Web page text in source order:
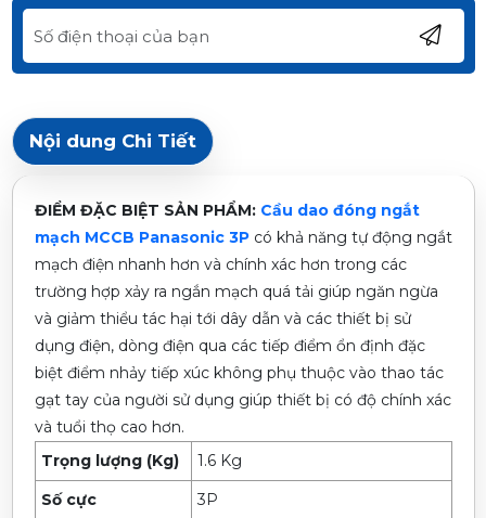
Nội dung Chi Tiết
ĐIỂM ĐẶC BIỆT SẢN PHẨM: Cầu dao đóng ngắt
mạch MCCB Panasonic 3P có khả năng tự động ngắt
mạch điện nhanh hơn và chính xác hơn trong các
trường hợp xảy ra ngắn mạch quá tải giúp ngăn ngừa
và giảm thiểu tác hại tới dây dẫn và các thiết bị sử
dụng điện, dòng điện qua các tiếp điểm ổn định đặc
biệt điểm nhảy tiếp xúc không phụ thuộc vào thao tác
gạt tay của người sử dụng giúp thiết bị có độ chính xác
và tuổi thọ cao hơn.
Trọng lượng (Kg)
1.6 Kg
Số cực
3P